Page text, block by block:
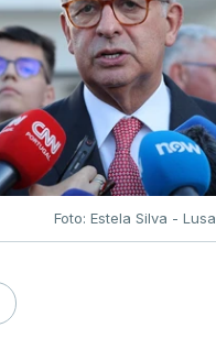
Foto: Estela Silva - Lusa